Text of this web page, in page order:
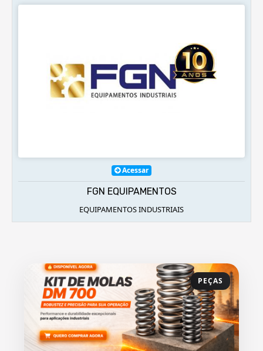
Acessar
FGN EQUIPAMENTOS
EQUIPAMENTOS INDUSTRIAIS
PEÇAS